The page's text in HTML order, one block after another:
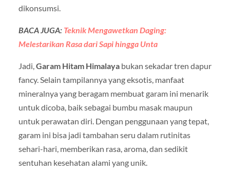
dikonsumsi.
BACA JUGA: Teknik Mengawetkan Daging:
Melestarikan Rasa dari Sapi hingga Unta
Jadi,Garam Hitam Himalayabukan sekadar tren dapur
fancy. Selain tampilannya yang eksotis, manfaat
mineralnya yang beragam membuat garam ini menarik
untuk dicoba, baik sebagai bumbu masak maupun
untuk perawatan diri. Dengan penggunaan yang tepat,
garam ini bisa jadi tambahan seru dalam rutinitas
sehari-hari, memberikan rasa, aroma, dan sedikit
sentuhan kesehatan alami yang unik.